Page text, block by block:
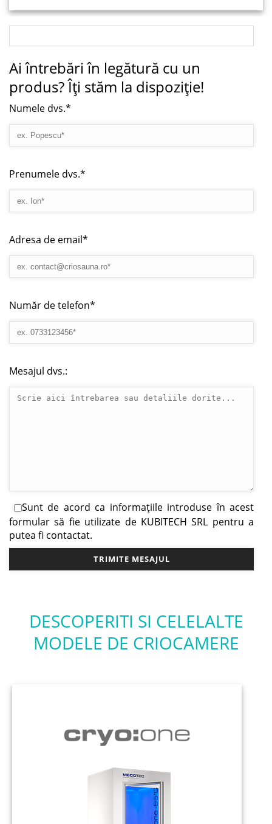
Ai întrebări în legătură cu un
produs? Îți stăm la dispoziție!
Numele dvs.*
Prenumele dvs.*
Adresa de email*
Număr de telefon*
Mesajul dvs.:
Sunt de acord ca informațiile introduse în acest
formular să fie utilizate de KUBITECH SRL pentru a
putea fi contactat.
DESCOPERITI SI CELELALTE
MODELE DE CRIOCAMERE